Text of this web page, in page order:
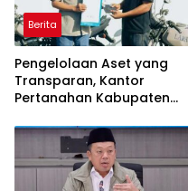
Berita
Pengelolaan Aset yang
Transparan, Kantor
Pertanahan Kabupaten
kepada Pemenang Lelang